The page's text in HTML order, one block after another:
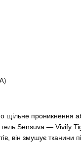
щільне проникнення
Sensuva — Vivify
він змушує тканини